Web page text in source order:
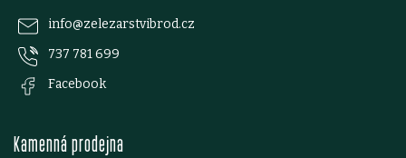
info@zelezarstvibrod.cz
737 781 699
Facebook
Kamenná prodejna